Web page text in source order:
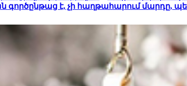
է, չի հաղթահարում մարդը,